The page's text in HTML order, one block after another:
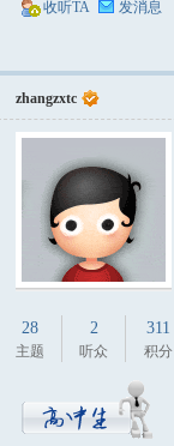
收听TA
发消息
zhangzxtc
28
主题
2
听众
311
积分